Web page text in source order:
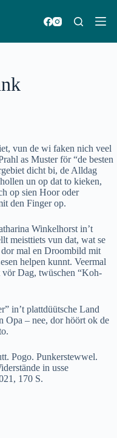
vun de wi faken nich veel
as Muster för “de besten
dicht bi, de Alldag
un op dat to kieken,
op sien Hoor oder
den Finger op.
Winkelhorst in’t
meisttiets vun dat, wat se
mal en Droombild mit
helpen kunnt. Veermal
Dag, twüschen “Koh-
in’t plattdüütsche Land
Opa – nee, dor höört ok de
Pogo. Punkerstewwel.
in usse
170 S.